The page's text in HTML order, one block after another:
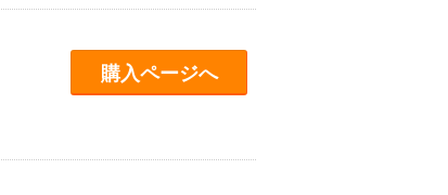
購入ページへ